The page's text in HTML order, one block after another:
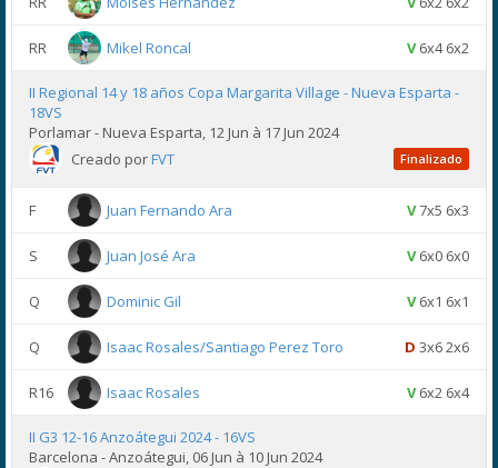
RR Mikel Roncal V6x4 6x2
II Regional 14 y 18 años Copa Margarita Village - Nueva Esparta -
18VS
Porlamar - Nueva Esparta, 12 Jun à 17 Jun 2024
Creado porFVT Finalizado
F Juan Fernando Ara V7x5 6x3
S Juan José Ara V6x0 6x0
Q Dominic Gil V6x1 6x1
Q Isaac Rosales/Santiago Perez Toro D 3x6 2x6
R16 Isaac Rosales V6x2 6x4
II G3 12-16 Anzoátegui 2024 - 16VS
Barcelona - Anzoátegui, 06 Jun à 10 Jun 2024